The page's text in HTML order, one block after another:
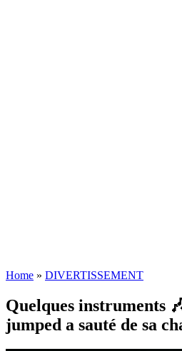
Home » DIVERTISSEMENT
Quelques instruments
jumped a sauté de sa